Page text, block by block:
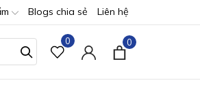
Blogs chia sẻ Liên hệ
0 0